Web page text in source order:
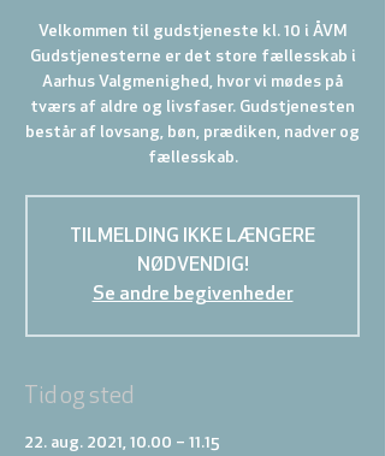
Velkommen til gudstjeneste kl. 10 i ÅVM
Gudstjenesterne er det store fællesskab i
Aarhus Valgmenighed, hvor vi mødes på
tværs af aldre og livsfaser. Gudstjenesten
består af lovsang, bøn, prædiken, nadver og
fællesskab.
TILMELDING IKKE LÆNGERE
NØDVENDIG!
Se andre begivenheder
Tid og sted
22. aug. 2021, 10.00 – 11.15